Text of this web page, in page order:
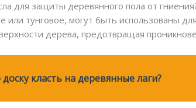
для защиты деревянного пола от
или тунговое, могут быть использованы
дерева, предотвращая
класть на деревянные лаги?